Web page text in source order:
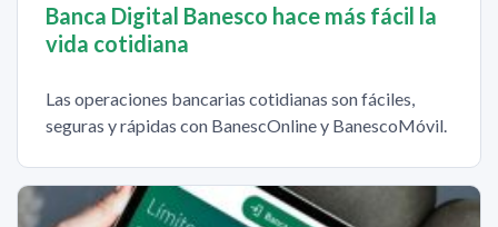
Banca Digital Banesco hace más fácil la
vida cotidiana
Las operaciones bancarias cotidianas son fáciles,
seguras y rápidas con BanescOnline y BanescoMóvil.